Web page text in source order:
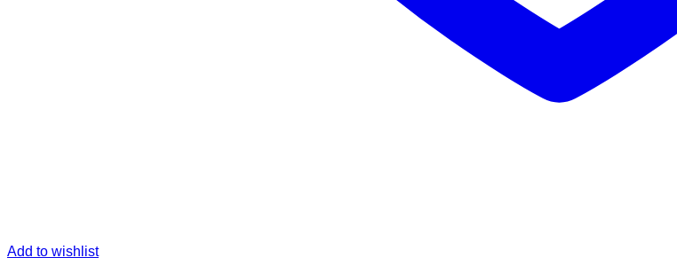
Add to wishlist